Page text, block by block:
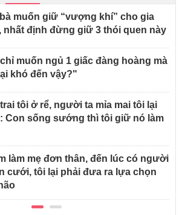
muốn giữ “vượng khí” cho gia
nhất định đừng giữ 3 thói quen này
muốn ngủ 1 giấc đàng hoàng mà
khó đến vậy?"
tôi ở rể, người ta mỉa mai tôi lại
Con sống sướng thì tôi giữ nó làm
làm mẹ đơn thân, đến lúc có người
cưới, tôi lại phải đưa ra lựa chọn